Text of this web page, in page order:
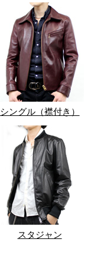
シングル（襟付き）
スタジャン